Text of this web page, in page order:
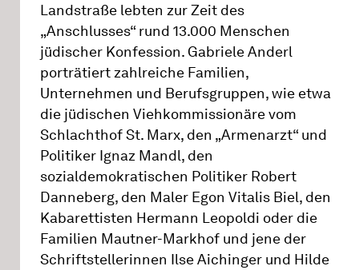
Landstraße lebten zur Zeit des
„Anschlusses“ rund 13.000 Menschen
jüdischer Konfession. Gabriele Anderl
porträtiert zahlreiche Familien,
Unternehmen und Berufsgruppen, wie etwa
die jüdischen Viehkommissionäre vom
Schlachthof St. Marx, den „Armenarzt“ und
Politiker Ignaz Mandl, den
sozialdemokratischen Politiker Robert
Danneberg, den Maler Egon Vitalis Biel, den
Kabarettisten Hermann Leopoldi oder die
Familien Mautner-Markhof und jene der
Schriftstellerinnen Ilse Aichinger und Hilde